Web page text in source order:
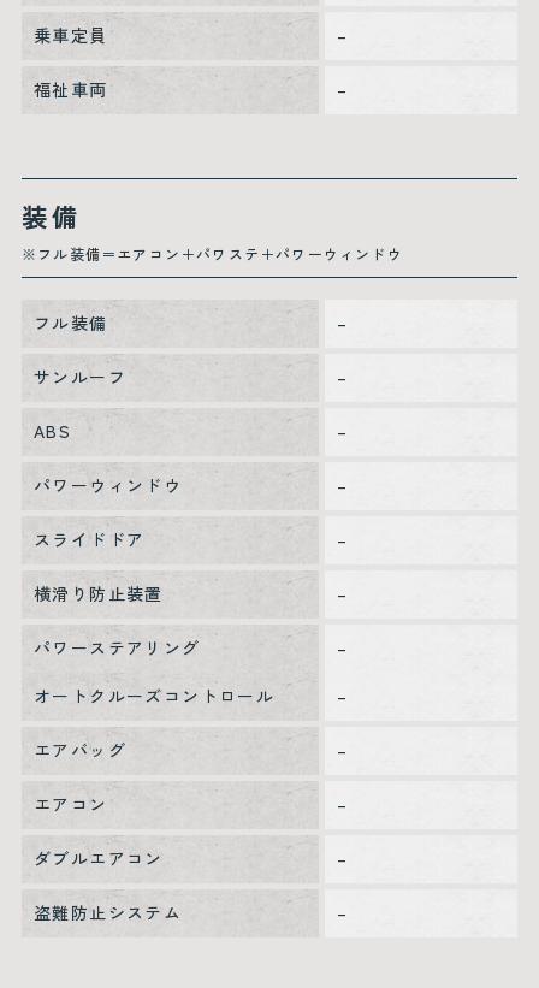
乗車定員 –
福祉車両 –
装備
※フル装備＝エアコン＋パワステ＋パワーウィンドウ
フル装備 –
サンルーフ –
ABS –
パワーウィンドウ –
スライドドア –
横滑り防止装置 –
パワーステアリング
–
オートクルーズコントロール
–
エアバッグ –
エアコン –
ダブルエアコン –
盗難防止システム –